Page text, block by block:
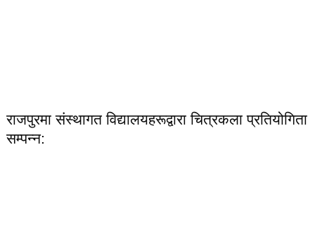
राजपुरमा संस्थागत विद्यालयहरूद्वारा चित्रकला प्रतियोगिता
सम्पन्न: